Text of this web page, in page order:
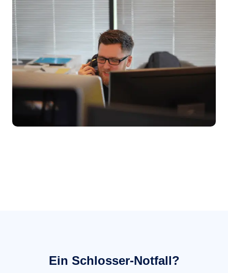
Ein Schlosser-Notfall?